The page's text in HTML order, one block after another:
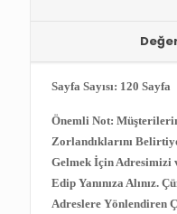
Sayfa Sayısı: 120 Sayfa
Önemli Not:
Zorlandıklarını
Gelmek İçin Adresimizi
Edip Yanınıza Alınız.
Adreslere Yönlendiren